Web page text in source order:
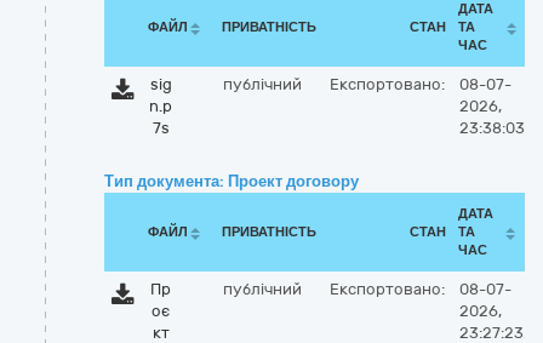
ФАЙЛ ПРИВАТНІСТЬ СТАН
ДАТА
ТА
ЧАС
sig
n.p
7s
публічний Експортовано:
08-07-
2026,
23:38:03
Тип документа: Проект договору
ФАЙЛ ПРИВАТНІСТЬ СТАН
ДАТА
ТА
ЧАС
Пр
оє
кт
публічний Експортовано:
08-07-
2026,
23:27:23